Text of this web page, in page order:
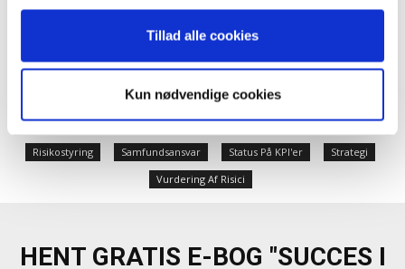
anvende vores hjemmeside.
Tillad alle cookies
Kun nødvendige cookies
Evaluering Revision
Formandens Opgaver
Generalforsamling
Halvårsstatus
Intern-Ekstern Kommunikation
IT & Digitalisering
Ledelsesvederlag
Mangfoldighed
Regnskabsaflæggelse
Risikostyring
Samfundsansvar Status På KPI'er
Strategi
Vurdering Af Risici
HENT GRATIS E-BOG "SUCCES I